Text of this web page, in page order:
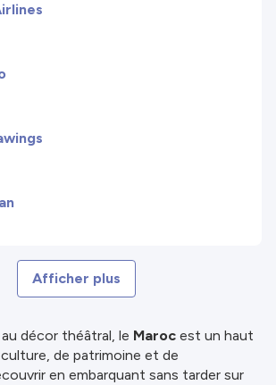
Afficher plus
décor théâtral, le Maroc est un haut
de patrimoine et de
en embarquant sans tarder sur